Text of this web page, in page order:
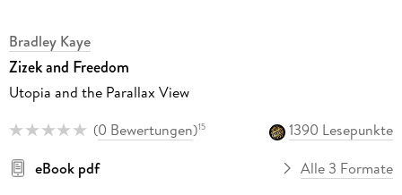
Bradley Kaye
Zizek and Freedom
Utopia and the Parallax View
(0 Bewertungen)15
1390 Lesepunkte
eBook pdf
Alle 3 Formate